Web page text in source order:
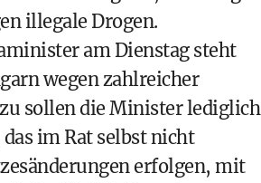
illegale Drogen.
am Dienstag steht
wegen zahlreicher
sollen die Minister lediglich
im Rat selbst nicht
erfolgen, mit